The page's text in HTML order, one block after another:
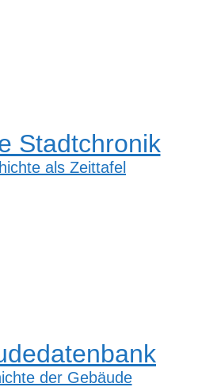
Stadtchronik
als Zeittafel
der Gebäude